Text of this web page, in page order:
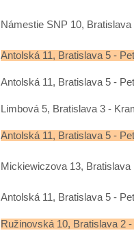
Námestie SNP 10,
Antolská 11, Bratislava 5 -
Antolská 11, Bratislava 5 -
Limbová 5, Bratislava 3 -
Antolská 11, Bratislava 5 -
Mickiewiczova 13,
Antolská 11, Bratislava 5 -
Ružinovská 10, Bratislava 2